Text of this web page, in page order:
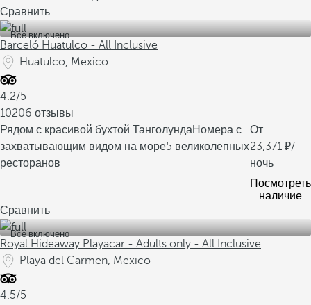
Сравнить
Все включено
Barceló Huatulco - All Inclusive
Huatulco, Mexico
4.2/5
10206 отзывы
Рядом с красивой бухтой ТанголундаНомера с
захватывающим видом на море5 великолепных
ресторанов
От
23,371
/
ночь
Посмотреть
наличие
Сравнить
Все включено
Royal Hideaway Playacar - Adults only - All Inclusive
Playa del Carmen, Mexico
4.5/5